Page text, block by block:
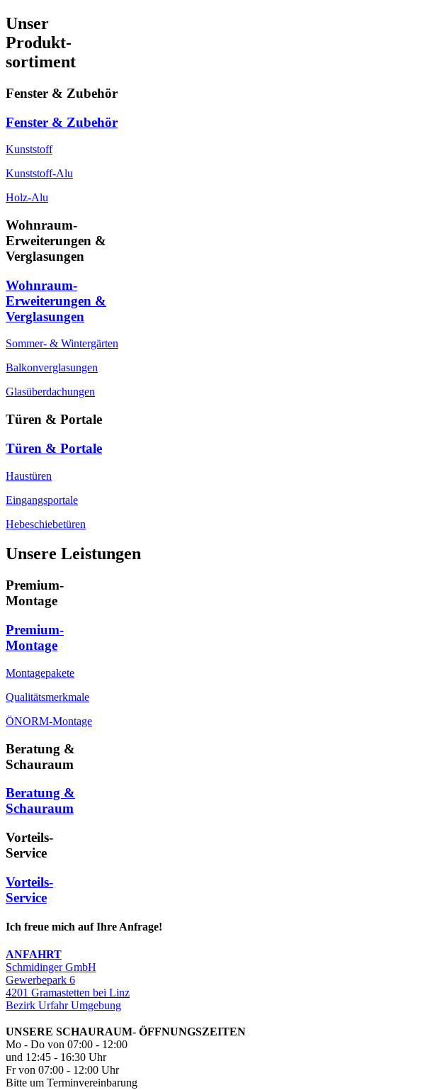
Unser
Produkt-
sortiment
Fenster & Zubehör
Fenster & Zubehör
Kunststoff
Kunststoff-Alu
Holz-Alu
Wohnraum-
Erweiterungen &
Verglasungen
Wohnraum-
Erweiterungen &
Verglasungen
Sommer- & Wintergärten
Balkonverglasungen
Glasüberdachungen
Türen & Portale
Türen & Portale
Haustüren
Eingangsportale
Hebeschiebetüren
Unsere Leistungen
Premium-
Montage
Premium-
Montage
Montagepakete
Qualitätsmerkmale
ÖNORM-Montage
Beratung &
Schauraum
Beratung &
Schauraum
Vorteils-
Service
Vorteils-
Service
Ich freue mich auf Ihre Anfrage!
ANFAHRT
Schmidinger GmbH
Gewerbepark 6
4201 Gramastetten bei Linz
Bezirk Urfahr Umgebung
UNSERE SCHAURAUM- ÖFFNUNGSZEITEN
Mo - Do von 07:00 - 12:00
und 12:45 - 16:30 Uhr
Fr von 07:00 - 12:00 Uhr
Bitte um Terminvereinbarung